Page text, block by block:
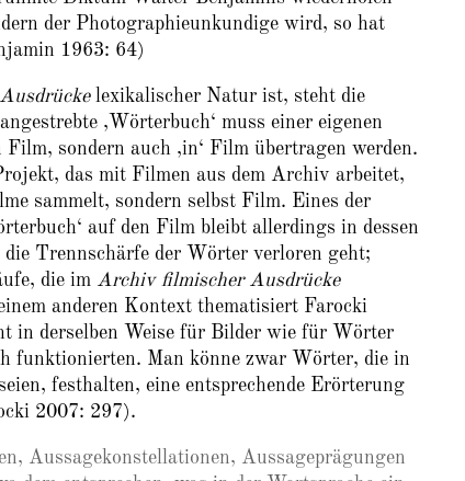
der Photographieunkundige wird, so hat
1963: 64)
lexikalischer Natur ist, steht die
‚Wörterbuch‘ muss einer eigenen
sondern auch ‚in‘ Film übertragen werden.
das mit Filmen aus dem Archiv arbeitet,
sammelt, sondern selbst Film. Eines der
auf den Film bleibt allerdings in dessen
Trennschärfe der Wörter verloren geht;
die im Archiv filmischer Ausdrücke
anderen Kontext thematisiert Farocki
in derselben Weise für Bilder wie für Wörter
funktionierten. Man könne zwar Wörter, die in
festhalten, eine entsprechende Erörterung
2007: 297).
Aussagekonstellationen, Aussageprägungen